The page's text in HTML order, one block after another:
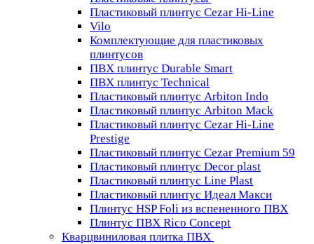
Пластиковый плинтус Cezar Hi-Line
Vilo
Комплектующие для пластиковых
плинтусов
ПВХ плинтус Durable Smart
ПВХ плинтус Technical
Пластиковый плинтус Arbiton Indo
Пластиковый плинтус Arbiton Mack
Пластиковый плинтус Cezar Hi-Line
Prestige
Пластиковый плинтус Cezar Premium 59
Пластиковый плинтус Decor plast
Пластиковый плинтус Line Plast
Пластиковый плинтус Идеал Макси
Плинтус HSP Foli из вспененного ПВХ
Плинтус ПВХ Rico Concept
Кварцвиниловая плитка ПВХ